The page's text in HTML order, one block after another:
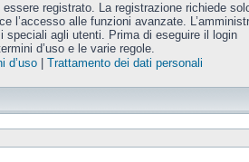
registrato. La registrazione richiede
l’accesso alle funzioni avanzate.
speciali agli utenti. Prima di eseguire il login
d’uso e le varie regole.
d’uso| Trattamento dei dati personali